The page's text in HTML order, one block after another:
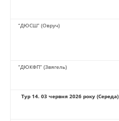
“ДЮСШ” (Овруч)
“ДЮКФП” (Звягель)
Тур 14. 03 червня 2026 року (Середа)